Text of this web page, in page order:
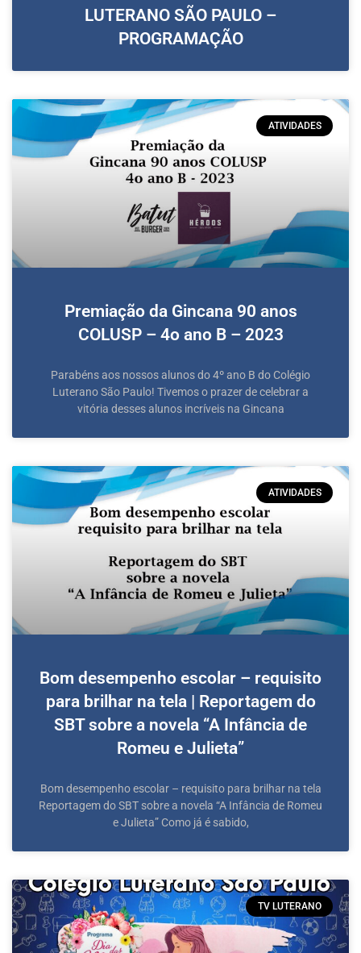
LUTERANO SÃO PAULO –
PROGRAMAÇÃO
ATIVIDADES
Premiação da Gincana 90 anos
COLUSP – 4o ano B – 2023
Parabéns aos nossos alunos do 4º ano B do Colégio
Luterano São Paulo! Tivemos o prazer de celebrar a
vitória desses alunos incríveis na Gincana
ATIVIDADES
Bom desempenho escolar – requisito
para brilhar na tela | Reportagem do
SBT sobre a novela “A Infância de
Romeu e Julieta”
Bom desempenho escolar – requisito para brilhar na tela
Reportagem do SBT sobre a novela “A Infância de Romeu
e Julieta” Como já é sabido,
TV LUTERANO